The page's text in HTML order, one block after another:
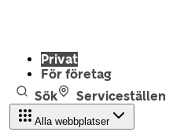
Privat
För företag
Sök
Serviceställen
Alla webbplatser